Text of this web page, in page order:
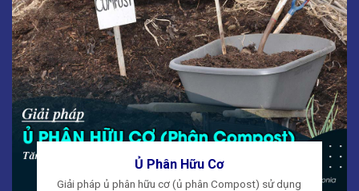
Ủ Phân Hữu Cơ
Giải pháp ủ phân hữu cơ (ủ phân Compost) sử dụng